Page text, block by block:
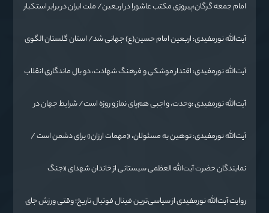
امام جمعه گرگان:پیروزی مکتب عاشورا در اربعین/ ملت ایران در برابر استکبار
آیت‌الله نورمفیدی: اربعین امام حسین(ع) جهانی شد/ استان گلستان الگوی
آیت‌الله نورمفیدی: اقتدار موشکی و فرهنگ شهادت، دو بال ماندگاری انقلاب
آیت‌الله نورمفیدی :وحدت، واجبی هم‌پای نماز و روزه است/ شرایط جهان در
آیت‌الله نورمفیدی: توهین به مسئولان، «مهمات ارزان» برای دشمن است /
نمایندگان حضرت آیت‌الله العظمی سیستانی از خاندان شهدای «جنگ
روایت آیت‌الله نورمفیدی از سیاسی‌ترین فینال فوتبال تاریخ؛ وقتی ورزش جای